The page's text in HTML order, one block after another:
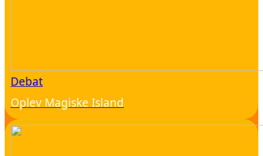
Debat
Oplev Magiske Island